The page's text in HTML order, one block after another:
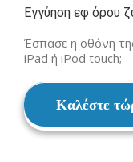
Εγγύηση εφ όρου
Έσπασε η οθόνη
iPad ή iPod touch;
Καλέστε